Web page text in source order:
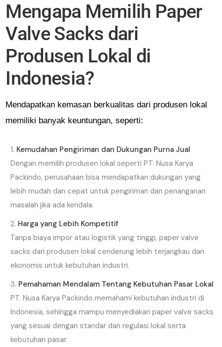
Mengapa Memilih Paper
Valve Sacks dari
Produsen Lokal di
Indonesia?
Mendapatkan kemasan berkualitas dari produsen lokal
memiliki banyak keuntungan, seperti:
Kemudahan Pengiriman dan Dukungan Purna Jual
Dengan memilih produsen lokal seperti PT. Nusa Karya
Packindo, perusahaan bisa mendapatkan dukungan yang
lebih mudah dan cepat untuk pengiriman dan penanganan
masalah jika ada kendala.
Harga yang Lebih Kompetitif
Tanpa biaya impor atau logistik yang tinggi, paper valve
sacks dari produsen lokal cenderung lebih terjangkau dan
ekonomis untuk kebutuhan industri.
Pemahaman Mendalam Tentang Kebutuhan Pasar Lokal
PT. Nusa Karya Packindo memahami kebutuhan industri di
Indonesia, sehingga mampu menyediakan paper valve sacks
yang sesuai dengan standar dan regulasi lokal serta
kebutuhan pasar.